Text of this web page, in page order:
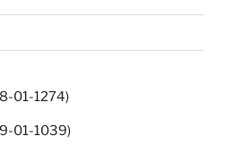
01-1274)
01-1039)